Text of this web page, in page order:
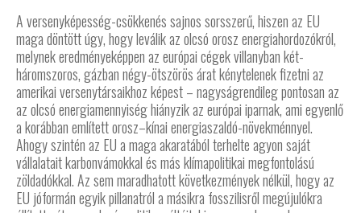
A versenyképesség-csökkenés sajnos sorsszerű, hiszen az EU
maga döntött úgy, hogy leválik az olcsó orosz energiahordozókról,
melynek eredményeképpen az európai cégek villanyban két-
háromszoros, gázban négy-ötszörös árat kénytelenek fizetni az
amerikai versenytársaikhoz képest – nagyságrendileg pontosan az
az olcsó energiamennyiség hiányzik az európai iparnak, ami egyenlő
a korábban említett orosz–kínai energiaszaldó-növekménnyel.
Ahogy szintén az EU a maga akaratából terhelte agyon saját
vállalatait karbonvámokkal és más klímapolitikai megfontolású
zöldadókkal. Az sem maradhatott következmények nélkül, hogy az
EU jóformán egyik pillanatról a másikra fosszilisről megújulókra